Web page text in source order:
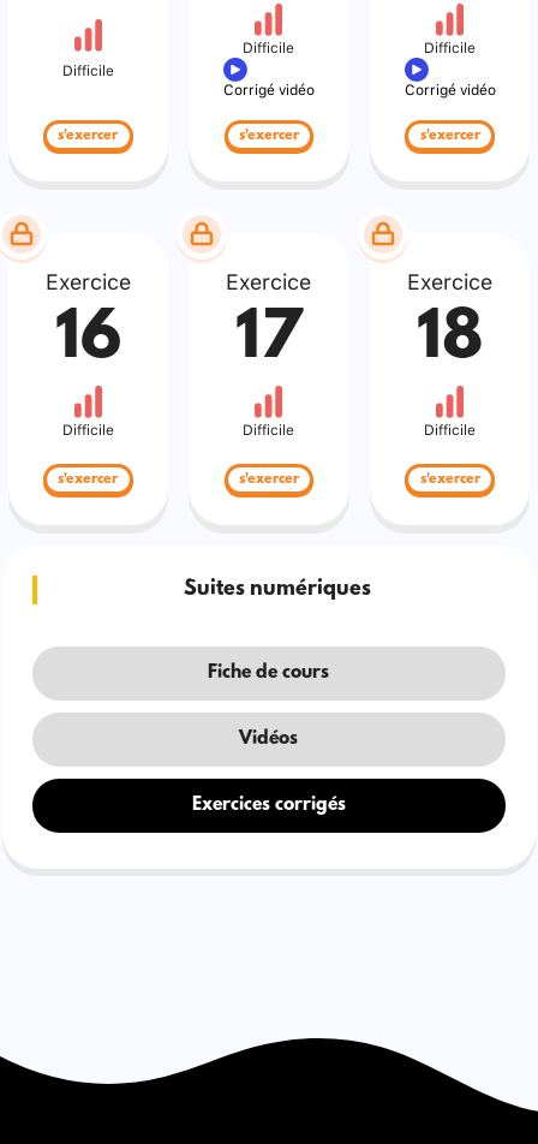
Difficile
s'exercer
Difficile
Corrigé vidéo
s'exercer
Difficile
Corrigé vidéo
s'exercer
Exercice
16
Difficile
s'exercer
Exercice
17
Difficile
s'exercer
Exercice
18
Difficile
s'exercer
Suites numériques
Fiche de cours
Vidéos
Exercices corrigés